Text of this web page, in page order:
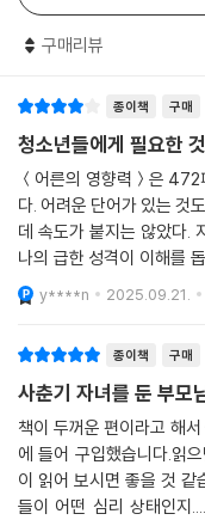
인 통념보다 훨씬 공통점이
로 ‘지위’와 ‘존중’이다. 신
같은 경험을 갈망하고 굴욕
혐오한다. 사춘기 시작 무
간은 더욱 심오하고 의미
다. 이런 이유로 청소년들
자, 코치 등과 상호작용을
감하게 반응한다. 데이비
중 가설은 유아기의 욕구가
의 핵심 욕구는 지위와 존
여와 행동을 유도할 수 있
왜 사춘기가 시작되면 어
신경생물학적 무능 모델을
- 애덤 그랜트 (《싱크 어게인》
고 때때로 위험천만한 동시
싶은 사람들의 필독서다.
라보는 귀중하고 새로운
책에서 새로운 희망을 보았
- 폴 터프 (《아이는 어떻게 성
이 책은 인생을 바꿀 만한
꿀 것이다. 청소년을 상대
- 로리 산토스 (예일대 심리학
오늘날 비즈니스 리더들이
다. 이 문제에 대해 너무 많
어렵다. 데이비드 예거는
구매리뷰
종이책 구매
＜어른의 영향력＞은
다. 어려운 단어가 있는 것
데 속도가 붙지는 않았다.
나의 급한 성격이 이해를
측된다. 책은 10~25세 청
스로 동기화 시키
y****n 2025.09.21.
종이책 구매
사춘기 자녀를 둔 부모
책이 두꺼운 편이라고 해
에 들어 구입했습니다.읽
이 읽어 보시면 좋을 것
들이 어떤 심리 상태인지